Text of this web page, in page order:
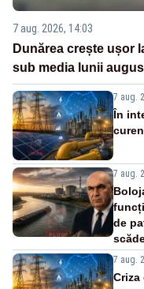
7 aug. 2026, 14:03
Dunărea crește ușor
sub media lunii
7 aug.
În
7 aug.
de
7 aug.
Criza